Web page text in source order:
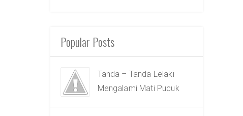
Popular Posts
Tanda – Tanda Lelaki
Mengalami Mati Pucuk